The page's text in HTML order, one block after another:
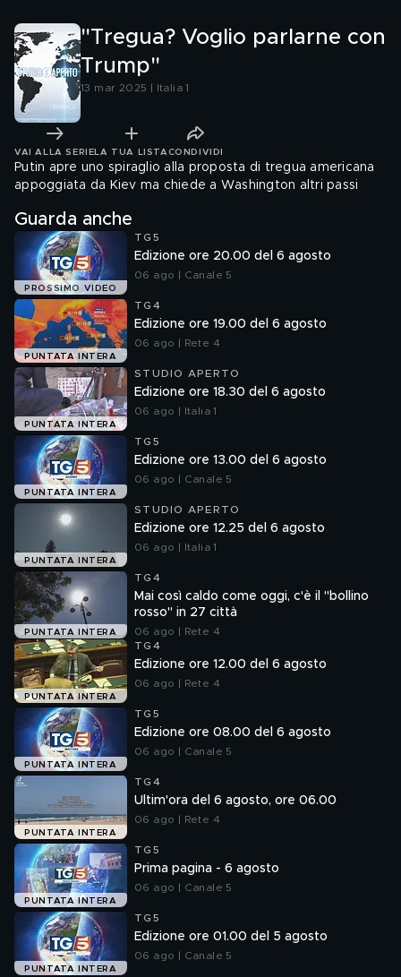
"Tregua? Voglio parlarne con
Trump"
13 mar 2025 | Italia 1
VAI ALLA SERIE LA TUA LISTA CONDIVIDI
Putin apre uno spiraglio alla proposta di tregua americana
appoggiata da Kiev ma chiede a Washington altri passi
Guarda anche
PROSSIMO VIDEO
TG5
Edizione ore 20.00 del 6 agosto
06 ago | Canale 5
PUNTATA INTERA
TG4
Edizione ore 19.00 del 6 agosto
06 ago | Rete 4
PUNTATA INTERA
STUDIO APERTO
Edizione ore 18.30 del 6 agosto
06 ago | Italia 1
PUNTATA INTERA
TG5
Edizione ore 13.00 del 6 agosto
06 ago | Canale 5
PUNTATA INTERA
STUDIO APERTO
Edizione ore 12.25 del 6 agosto
06 ago | Italia 1
PUNTATA INTERA
TG4
Mai così caldo come oggi, c'è il "bollino
rosso" in 27 città
06 ago | Rete 4
PUNTATA INTERA
TG4
Edizione ore 12.00 del 6 agosto
06 ago | Rete 4
PUNTATA INTERA
TG5
Edizione ore 08.00 del 6 agosto
06 ago | Canale 5
PUNTATA INTERA
TG4
Ultim'ora del 6 agosto, ore 06.00
06 ago | Rete 4
PUNTATA INTERA
TG5
Prima pagina - 6 agosto
06 ago | Canale 5
PUNTATA INTERA
TG5
Edizione ore 01.00 del 5 agosto
06 ago | Canale 5